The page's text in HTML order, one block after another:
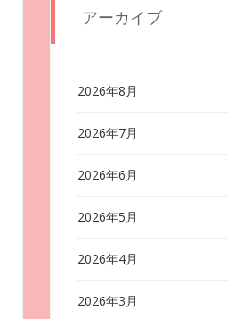
アーカイブ
2026年8月
2026年7月
2026年6月
2026年5月
2026年4月
2026年3月